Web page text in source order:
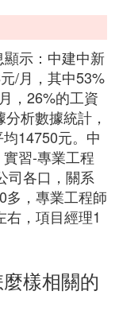
示：中建中新
/月，其中53%
，26%的工資
析數據統計，
14750元。中
習-專業工程
司各口，關系
多，專業工程師
，項目經理1
樣相關的